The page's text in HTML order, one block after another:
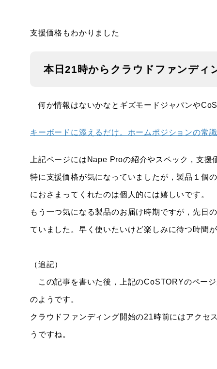
支援価格もわかりました
本日21時からクラウドファンディ
何か情報はないかなとギズモードジャパンや
キーボードに添えるだけ。ホームポジションの常
上記ページにはNape Proの紹介やスペック，支援
特に支援価格が気になっていましたが，製品１個
におさまってくれたのは個人的には嬉しいです。
もう一つ気になる製品のお届け時期ですが，先日
ていました。早く使いたいけど楽しみに待つ時間
（追記）
この記事を書いた後，上記のCoSTORYのペー
のようです。
クラウドファンディング開始の21時前にはアクセ
うですね。